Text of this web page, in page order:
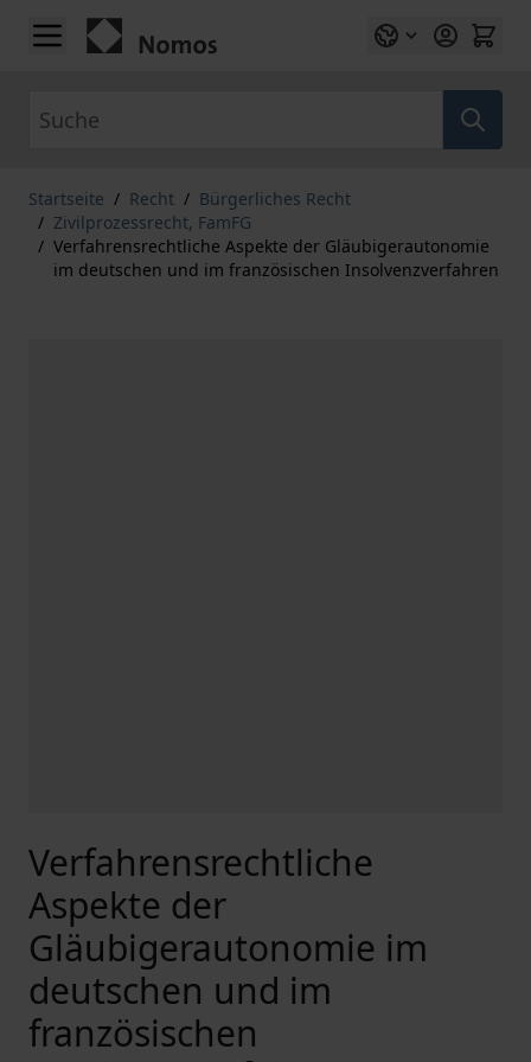
Zum Inhalt springen
Startseite / Recht / Bürgerliches Recht
/ Zivilprozessrecht, FamFG
/ Verfahrensrechtliche Aspekte der Gläubigerautonomie
im deutschen und im französischen Insolvenzverfahren
Verfahrensrechtliche
Aspekte der
Gläubigerautonomie im
deutschen und im
französischen